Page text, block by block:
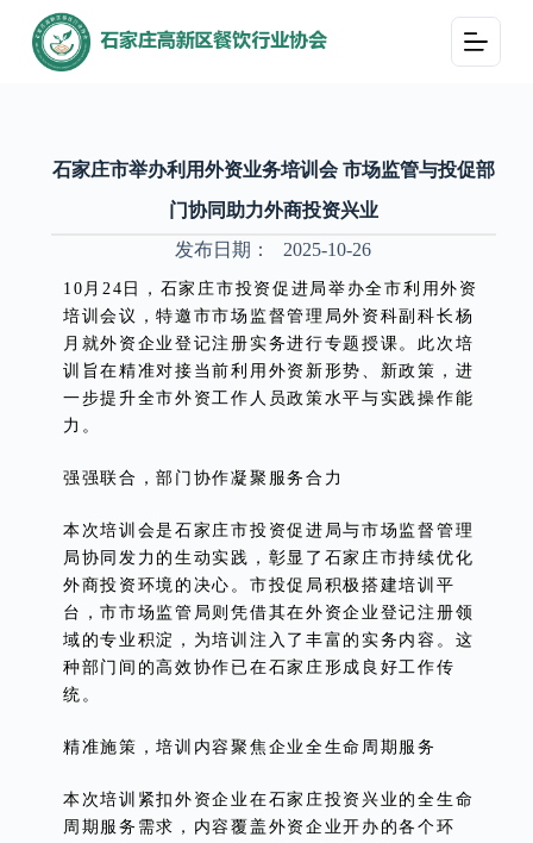
跳
过
石家庄市举办利用外资业务培训会 市场监管与投促部
门协同助力外商投资兴业
发布日期：
2025-10-26
10月24日，石家庄市投资促进局举办全市利用外资
培训会议，特邀市市场监督管理局外资科副科长杨
月就外资企业登记注册实务进行专题授课。此次培
训旨在精准对接当前利用外资新形势、新政策，进
一步提升全市外资工作人员政策水平与实践操作能
力。
强强联合，部门协作凝聚服务合力
本次培训会是石家庄市投资促进局与市场监督管理
局协同发力的生动实践，彰显了石家庄市持续优化
外商投资环境的决心。市投促局积极搭建培训平
台，市市场监管局则凭借其在外资企业登记注册领
域的专业积淀，为培训注入了丰富的实务内容。这
种部门间的高效协作已在石家庄形成良好工作传
统。
精准施策，培训内容聚焦企业全生命周期服务
本次培训紧扣外资企业在石家庄投资兴业的全生命
周期服务需求，内容覆盖外资企业开办的各个环